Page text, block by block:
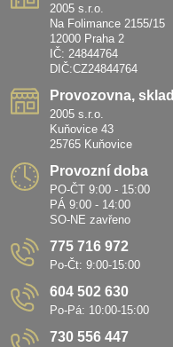
2005 s.r.o.
Na Folimance 2155/15
12000 Praha 2
IČ: 24844764
DIČ:CZ24844764
Provozovna, sklad
2005 s.r.o.
Kuňovice 43
25765 Kuňovice
Provozní doba
PO-ČT 9:00 - 15:00
PÁ 9:00 - 14:00
SO-NE zavřeno
775 716 972
Po-Čt: 9:00-15:00
604 502 630
Po-Pá: 10:00-15:00
730 556 447